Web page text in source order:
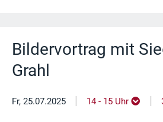
Bildervortrag mit
Grahl
Fr, 25.07.2025 | 14 - 15 Uhr |